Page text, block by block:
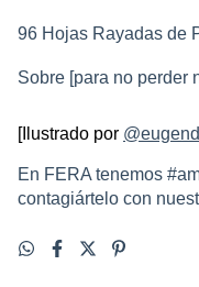
96 Hojas Rayadas de
Sobre [para no perder
[Ilustrado por
En FERA tenemos
contagiártelo con